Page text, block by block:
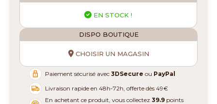
EN STOCK !
DISPO BOUTIQUE
CHOISIR UN MAGASIN
Paiement sécurisé avec3DSecure ou PayPal
Livraison rapide en 48h-72h, offerte dès 49€
En achetant ce produit, vous collectez39.9 points